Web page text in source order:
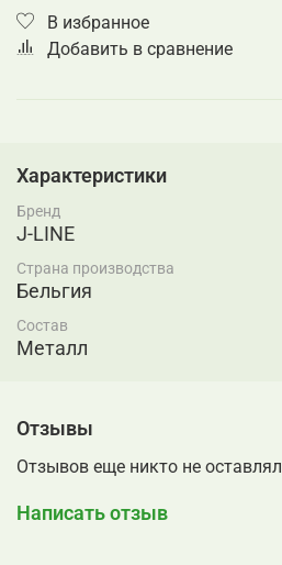
В избранное
Добавить в сравнение
Характеристики
Бренд
J-LINE
Страна производства
Бельгия
Состав
Металл
Отзывы
Отзывов еще никто не оставлял
Написать отзыв